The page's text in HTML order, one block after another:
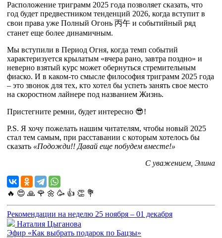
Расположение триграмм 2025 года позволяет сказать, что
год будет предвестником тенденций 2026, когда вступит в
свои права уже Полный Огонь 丙午 и событийный ряд
станет еще более динамичным.
Мы вступили в Период Огня, когда темп событий
характеризуется крылатым «вчера рано, завтра поздно» и
неверно взятый курс может обернуться стремительным
фиаско. И в каком-то смысле философия триграмм 2025 года
– это звонок для тех, кто хотел бы успеть занять свое место
на скоростном лайнере под названием Жизнь.
Пристегните ремни, будет интересно 😎!
P.S. Я хочу пожелать нашим читателям, чтобы новый 2025
стал тем самым, при расставании с которым хотелось бы
сказать «Подожди!! Давай еще побудем вместе!»
С уважением, Элина
🔥 😍 🙏 🌹 🌼 🥳 👍 👏 💐
Рекомендации на неделю 25 ноября – 01 декабря
Наталия Цыганова
Эфир «Как выбрать подарок по Бацзы»